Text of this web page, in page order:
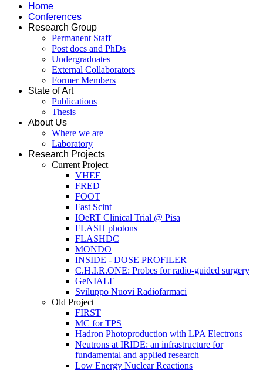
Home
Conferences
Research Group
Permanent Staff
Post docs and PhDs
Undergraduates
External Collaborators
Former Members
State of Art
Publications
Thesis
About Us
Where we are
Laboratory
Research Projects
Current Project
VHEE
FRED
FOOT
Fast Scint
IOeRT Clinical Trial @ Pisa
FLASH photons
FLASHDC
MONDO
INSIDE - DOSE PROFILER
C.H.I.R.ONE: Probes for radio-guided surgery
GeNIALE
Sviluppo Nuovi Radiofarmaci
Old Project
FIRST
MC for TPS
Hadron Photoproduction with LPA Electrons
Neutrons at IRIDE: an infrastructure for
fundamental and applied research
Low Energy Nuclear Reactions